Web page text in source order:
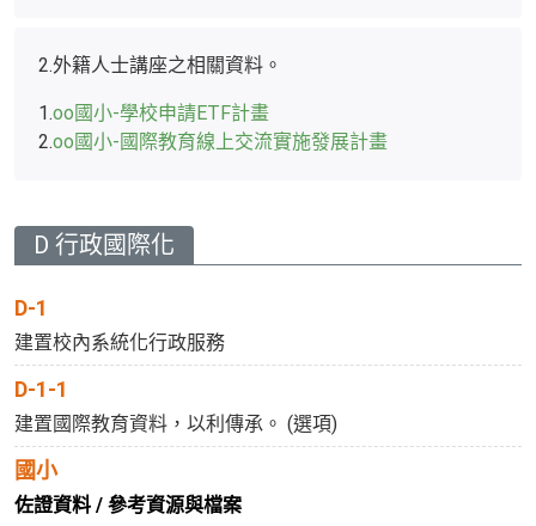
2.外籍人士講座之相關資料。
1.oo國小-學校申請ETF計畫
2.oo國小-國際教育線上交流實施發展計畫
D 行政國際化
D-1
建置校內系統化行政服務
D-1-1
建置國際教育資料，以利傳承。 (選項)
國小
佐證資料 / 參考資源與檔案